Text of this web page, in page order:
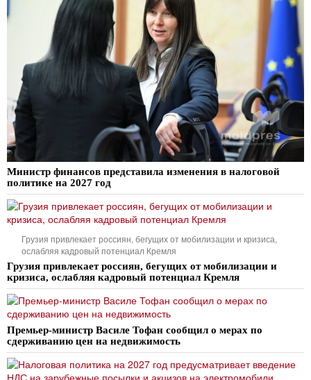
Министр финансов представила изменения в налоговой
политике на 2027 год
Грузия привлекает россиян, бегущих от мобилизации и кризиса,
ослабляя кадровый потенциал Кремля
Грузия привлекает россиян, бегущих от мобилизации и
кризиса, ослабляя кадровый потенциал Кремля
Премьер-министр Василе Тофан сообщил о мерах по
сдерживанию цен на недвижимость